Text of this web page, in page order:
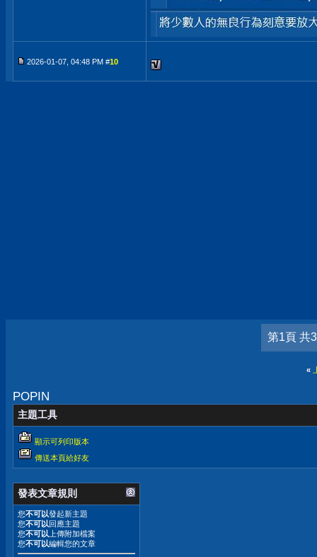
2026-01-07, 04:48 PM #10
第1頁 共
«
POPIN
主題工具
顯示可列印版本
傳送本頁給好友
發表文章規則
您不可以發起新主題
您不可以回應主題
您不可以 上傳附加檔案
您不可以編輯您的文章